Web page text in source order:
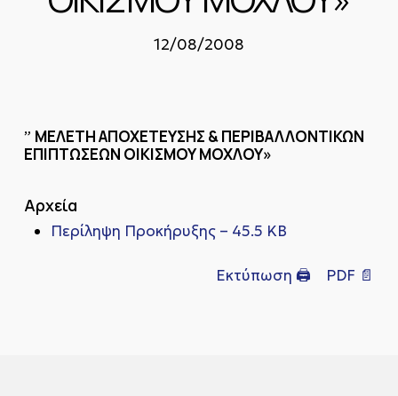
12/08/2008
” ΜΕΛΕΤΗ ΑΠΟΧΕΤΕΥΣΗΣ & ΠΕΡΙΒΑΛΛΟΝΤΙΚΩΝ
ΕΠΙΠΤΩΣΕΩΝ ΟΙΚΙΣΜΟΥ ΜΟΧΛΟΥ»
Αρχεία
Περίληψη Προκήρυξης – 45.5 KB
Εκτύπωση 🖨 PDF 📄